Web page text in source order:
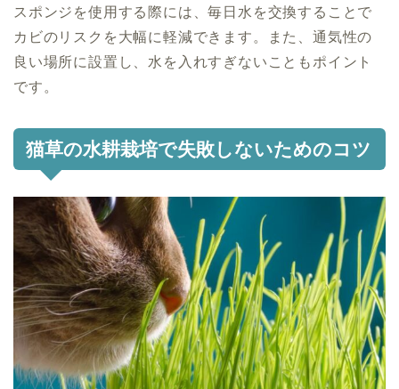
スポンジを使用する際には、毎日水を交換することで
カビのリスクを大幅に軽減できます。また、通気性の
良い場所に設置し、水を入れすぎないこともポイント
です。
猫草の水耕栽培で失敗しないためのコツ